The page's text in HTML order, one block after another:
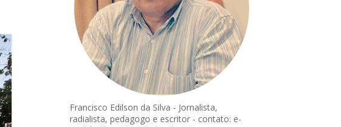
Francisco Edilson da Silva - Jornalista,
radialista, pedagogo e escritor - contato: e-